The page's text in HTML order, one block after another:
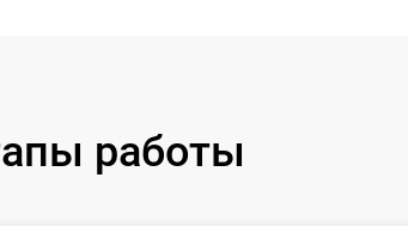
работы